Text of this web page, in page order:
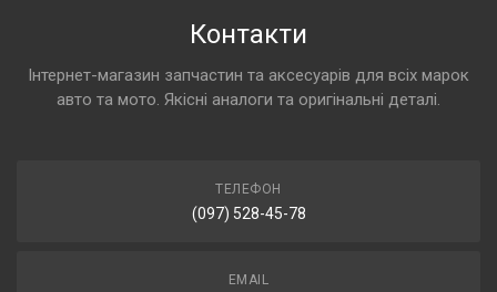
Контакти
Інтернет-магазин запчастин та аксесуарів для всіх марок
авто та мото. Якісні аналоги та оригінальні деталі.
ТЕЛЕФОН
(097) 528-45-78
EMAIL